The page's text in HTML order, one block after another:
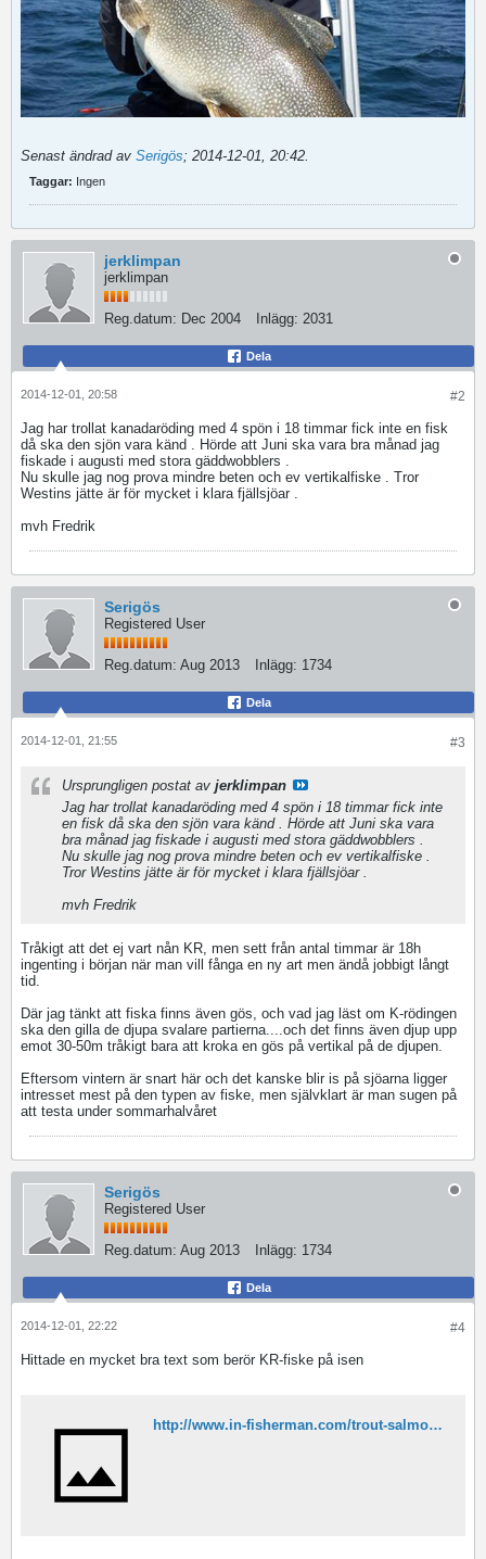
Senast ändrad av Serigös; 2014-12-01, 20:42
Taggar: Ingen
jerklimpan
jerklimpan
Reg.datum: Dec 2004 Inlägg: 2031
Dela
#2
2014-12-01, 20:58
Jag har trollat kanadaröding med 4 spön i 18 timmar fick inte en fisk
då ska den sjön vara känd . Hörde att Juni ska vara bra månad jag
fiskade i augusti med stora gäddwobblers .
Nu skulle jag nog prova mindre beten och ev vertikalfiske . Tror
Westins jätte är för mycket i klara fjällsjöar .
mvh Fredrik
Serigös
Registered User
Reg.datum: Aug 2013 Inlägg: 1734
Dela
#3
2014-12-01, 21:55
Ursprungligen postat av jerklimpan
Jag har trollat kanadaröding med 4 spön i 18 timmar fick inte
en fisk då ska den sjön vara känd . Hörde att Juni ska vara
bra månad jag fiskade i augusti med stora gäddwobblers .
Nu skulle jag nog prova mindre beten och ev vertikalfiske .
Tror Westins jätte är för mycket i klara fjällsjöar .
mvh Fredrik
Tråkigt att det ej vart nån KR, men sett från antal timmar är 18h
ingenting i början när man vill fånga en ny art men ändå jobbigt långt
tid.
Där jag tänkt att fiska finns även gös, och vad jag läst om K-rödingen
ska den gilla de djupa svalare partierna....och det finns även djup upp
emot 30-50m tråkigt bara att kroka en gös på vertikal på de djupen.
Eftersom vintern är snart här och det kanske blir is på sjöarna ligger
intresset mest på den typen av fiske, men självklart är man sugen på
att testa under sommarhalvåret
Serigös
Registered User
Reg.datum: Aug 2013 Inlägg: 1734
Dela
#4
2014-12-01, 22:22
Hittade en mycket bra text som berör KR-fiske på isen
http://www.in-fisherman.com/trout-salmon/trout/ice-fishing-lake-trout/